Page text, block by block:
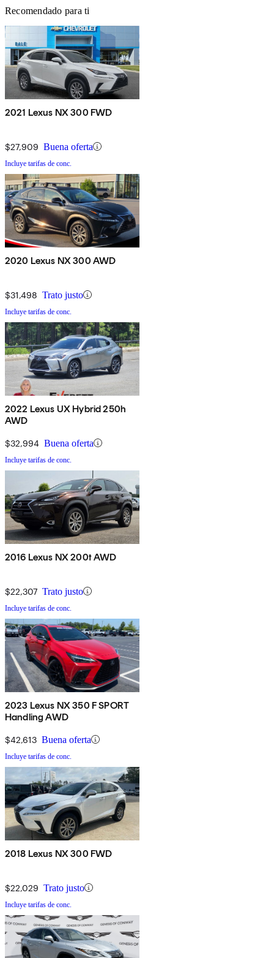
Recomendado para ti
2021 Lexus NX 300 FWD
$27,909 Buena oferta
Incluye tarifas de conc.
2020 Lexus NX 300 AWD
$31,498 Trato justo
Incluye tarifas de conc.
2022 Lexus UX Hybrid 250h
AWD
$32,994 Buena oferta
Incluye tarifas de conc.
2016 Lexus NX 200t AWD
$22,307 Trato justo
Incluye tarifas de conc.
2023 Lexus NX 350 F SPORT
Handling AWD
$42,613 Buena oferta
Incluye tarifas de conc.
2018 Lexus NX 300 FWD
$22,029 Trato justo
Incluye tarifas de conc.